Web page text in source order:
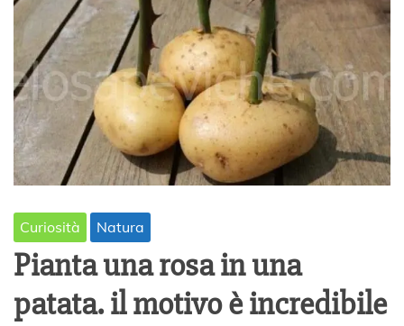
Curiosità Natura
Pianta una rosa in una
patata. il motivo è incredibile